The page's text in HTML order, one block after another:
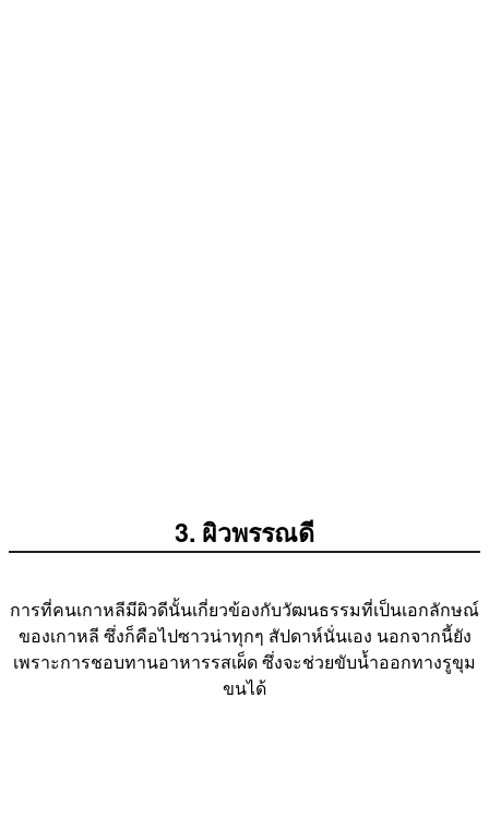
3. ผิวพรรณดี
การที่คนเกาหลีมีผิวดีนั้นเกี่ยวข้องกับวัฒนธรรมที่เป็นเอกลักษณ์
ของเกาหลี ซึ่งก็คือไปซาวน่าทุกๆ สัปดาห์นั่นเอง นอกจากนี้ยัง
เพราะการชอบทานอาหารรสเผ็ด ซึ่งจะช่วยขับน้ำออกทางรูขุม
ขนได้